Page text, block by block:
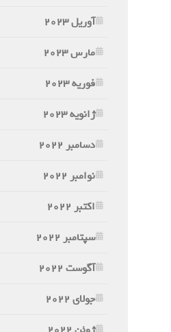
آوریل 2023
مارس 2023
فوریه 2023
ژانویه 2023
دسامبر 2022
نوامبر 2022
اکتبر 2022
سپتامبر 2022
آگوست 2022
جولای 2022